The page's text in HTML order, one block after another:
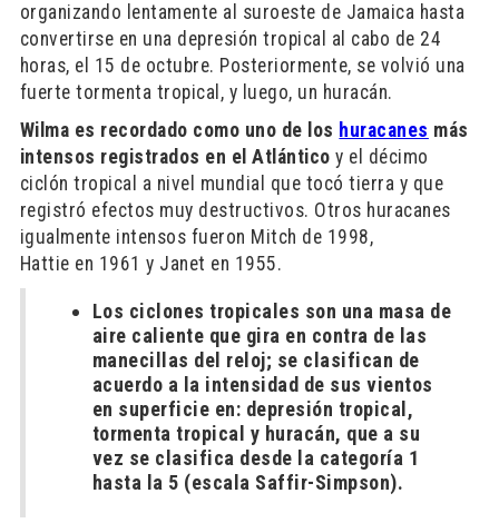
organizando lentamente al suroeste de Jamaica hasta
convertirse en una depresión tropical al cabo de 24
horas, el 15 de octubre. Posteriormente, se volvió una
fuerte tormenta tropical, y luego, un huracán.
Wilma es recordado como uno de los huracanes más
intensos registrados en el Atlántico y el décimo
ciclón tropical a nivel mundial que tocó tierra y que
registró efectos muy destructivos. Otros huracanes
igualmente intensos fueron Mitch de 1998,
Hattie en 1961 y Janet en 1955.
Los ciclones tropicales son una masa de
aire caliente que gira en contra de las
manecillas del reloj; se clasifican de
acuerdo a la intensidad de sus vientos
en superficie en: depresión tropical,
tormenta tropical y huracán, que a su
vez se clasifica desde la categoría 1
hasta la 5 (escala Saffir-Simpson).